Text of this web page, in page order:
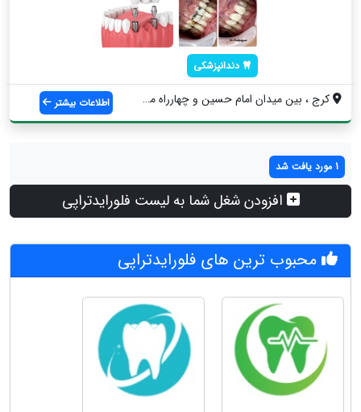
دندانپزشکی
کرج ، بین‌ میدان امام حسین و‌ چهارراه مص... اطلاعات بیشتر
1 مورد یافت شد
افزودن شغل شما به لیست فلورایدتراپی
محبوب ترین های فلورایدتراپی